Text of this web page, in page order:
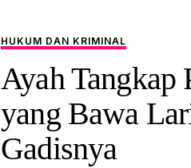
HUKUM DAN KRIMINAL
Ayah Tangkap
yang Bawa
Gadisnya